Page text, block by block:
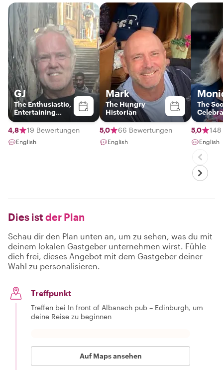
GJ
The Enthusiastic,
Entertaining
Local
4,8
19 Bewertungen
English
Mark
The Hungry
Historian
5,0 66 Bewertungen
English
The
5,0
English
Dies ist der Plan
Schau dir den Plan unten an, um zu sehen, was du mit
deinem lokalen Gastgeber unternehmen wirst. Fühle
dich frei, dieses Angebot mit dem Gastgeber deiner
Wahl zu personalisieren.
Treffpunkt
Treffen bei In front of Albanach pub – Edinburgh, um
deine Reise zu beginnen
Auf Maps ansehen